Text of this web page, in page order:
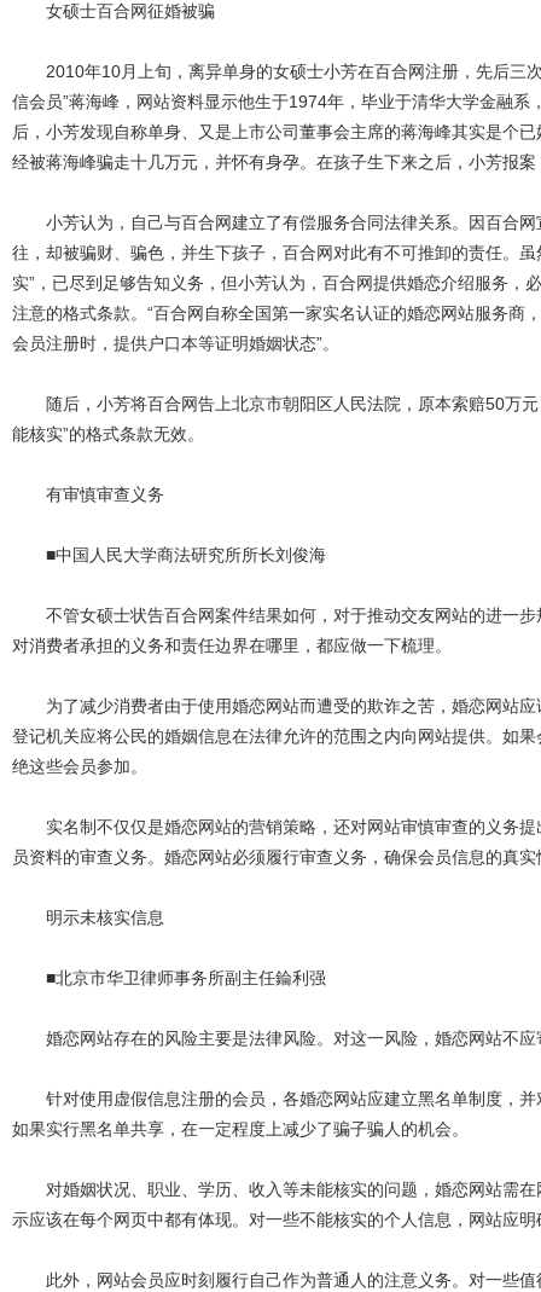
女硕士百合网征婚被骗
2010年10月上旬，离异单身的女硕士小芳在百合网注册，先后三次
信会员”蒋海峰，网站资料显示他生于1974年，毕业于清华大学金融
后，小芳发现自称单身、又是上市公司董事会主席的蒋海峰其实是个
经被蒋海峰骗走十几万元，并怀有身孕。在孩子生下来之后，小芳报
小芳认为，自己与百合网建立了有偿服务合同法律关系。因百合网
往，却被骗财、骗色，并生下孩子，百合网对此有不可推卸的责任。
实”，已尽到足够告知义务，但小芳认为，百合网提供婚恋介绍服务
注意的格式条款。“百合网自称全国第一家实名认证的婚恋网站服务
会员注册时，提供户口本等证明婚姻状态”。
随后，小芳将百合网告上北京市朝阳区人民法院，原本索赔50万元
能核实”的格式条款无效。
有审慎审查义务
■中国人民大学商法研究所所长刘俊海
不管女硕士状告百合网案件结果如何，对于推动交友网站的进一步
对消费者承担的义务和责任边界在哪里，都应做一下梳理。
为了减少消费者由于使用婚恋网站而遭受的欺诈之苦，婚恋网站应
登记机关应将公民的婚姻信息在法律允许的范围之内向网站提供。如
绝这些会员参加。
实名制不仅仅是婚恋网站的营销策略，还对网站审慎审查的义务提
员资料的审查义务。婚恋网站必须履行审查义务，确保会员信息的真实
明示未核实信息
■北京市华卫律师事务所副主任錀利强
婚恋网站存在的风险主要是法律风险。对这一风险，婚恋网站不应
针对使用虚假信息注册的会员，各婚恋网站应建立黑名单制度，并
如果实行黑名单共享，在一定程度上减少了骗子骗人的机会。
对婚姻状况、职业、学历、收入等未能核实的问题，婚恋网站需在
示应该在每个网页中都有体现。对一些不能核实的个人信息，网站应
此外，网站会员应时刻履行自己作为普通人的注意义务。对一些值